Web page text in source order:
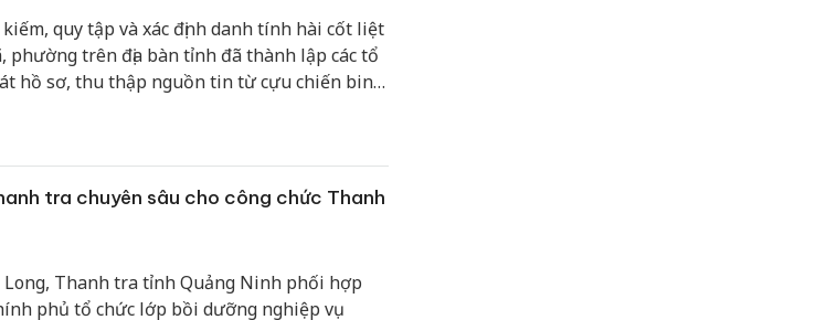
quy tập và xác định danh tính hài cốt liệt
phường trên địa bàn tỉnh đã thành lập các tổ
hồ sơ, thu thập nguồn tin từ cựu chiến binh
tra chuyên sâu cho công chức Thanh
Thanh tra tỉnh Quảng Ninh phối hợp
phủ tổ chức lớp bồi dưỡng nghiệp vụ